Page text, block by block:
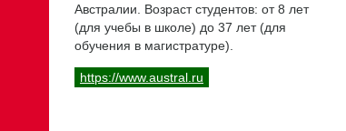
Австралии. Возраст студентов: от 8 лет
(для учебы в школе) до 37 лет (для
обучения в магистратуре).
https://www.austral.ru